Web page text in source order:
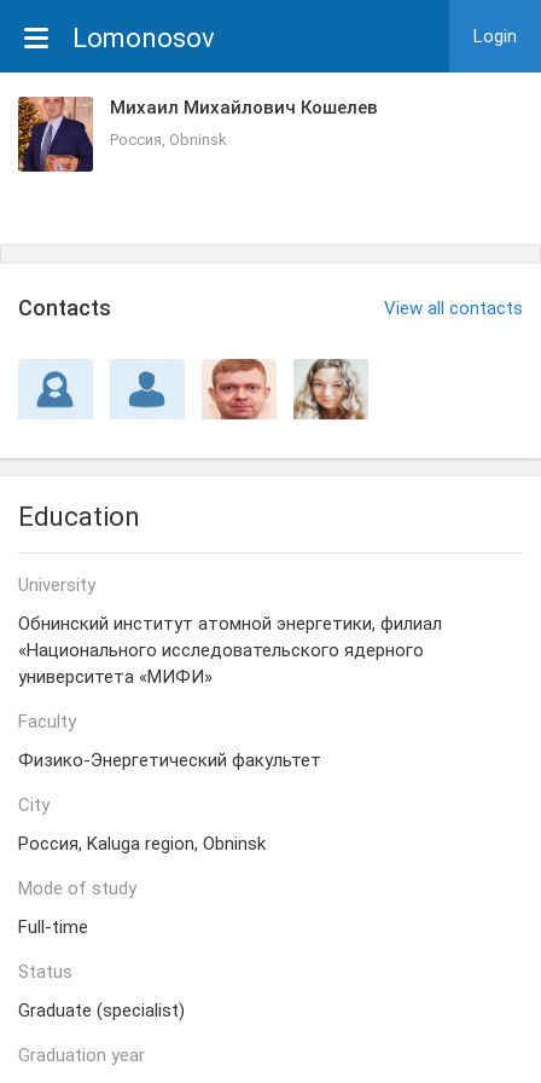
Lomonosov Login
Михаил Михайлович Кошелев
Россия, Obninsk
Сontacts View all contacts
Education
University
Обнинский институт атомной энергетики, филиал
«Национального исследовательского ядерного
университета «МИФИ»
Faculty
Физико-Энергетический факультет
City
Россия, Kaluga region, Obninsk
Mode of study
Full-time
Status
Graduate (specialist)
Graduation year